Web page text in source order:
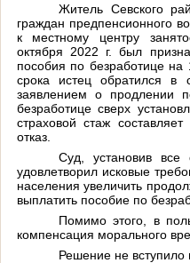
Житель Севского
граждан предпенсионного
к местному центру
октября 2022 г. был
пособия по безработице на
срока истец обратился в
заявлением о продлении
безработице сверх
страховой стаж
отказ.
Суд, установив все
удовлетворил исковые
населения увеличить
выплатить пособие по
Помимо этого, в
компенсация морального
Решение не вступило